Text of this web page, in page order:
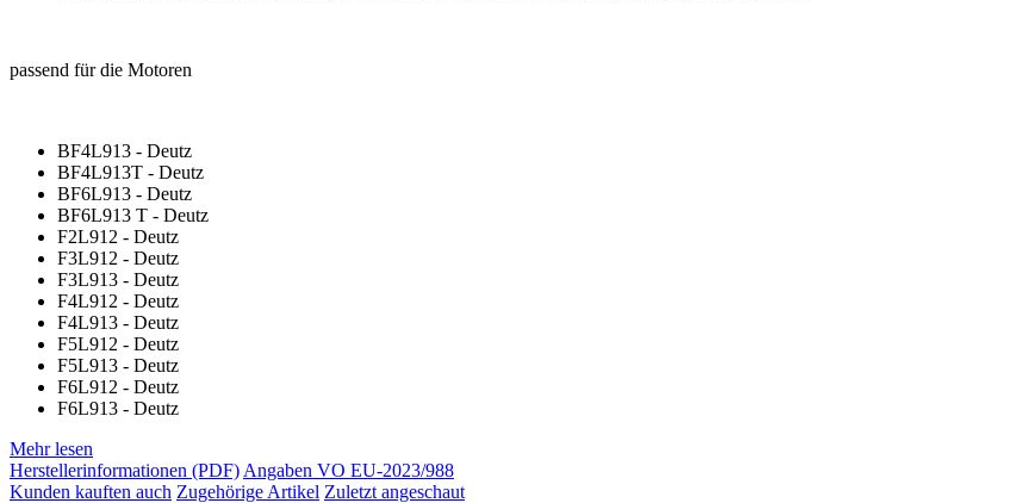
passend für die Motoren
BF4L913 - Deutz
BF4L913T - Deutz
BF6L913 - Deutz
BF6L913 T - Deutz
F2L912 - Deutz
F3L912 - Deutz
F3L913 - Deutz
F4L912 - Deutz
F4L913 - Deutz
F5L912 - Deutz
F5L913 - Deutz
F6L912 - Deutz
F6L913 - Deutz
Mehr lesen
Herstellerinformationen (PDF) Angaben VO EU-2023/988
Kunden kauften auch Zugehörige Artikel Zuletzt angeschaut